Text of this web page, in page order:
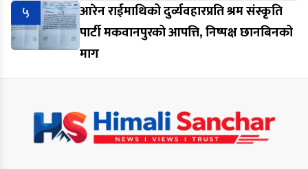
५
आरेन राईमाथिको दुर्व्यवहारप्रति श्रम संस्कृति
पार्टी मकवानपुरको आपत्ति, निष्पक्ष छानबिनको
माग